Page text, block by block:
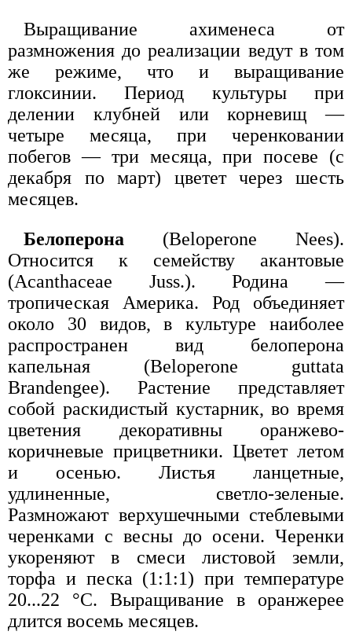
Выращивание ахименеса от
размножения до реализации ведут в том
же режиме, что и выращивание
глоксинии. Период культуры при
делении клубней или корневищ —
четыре месяца, при черенковании
побегов — три месяца, при посеве (с
декабря по март) цветет через шесть
месяцев.
Белоперона (Beloperone Nees).
Относится к семейству акантовые
(Acanthaceae Juss.). Родина —
тропическая Америка. Род объединяет
около 30 видов, в культуре наиболее
распространен вид белоперона
капельная (Beloperone guttata
Brandengee). Растение представляет
собой раскидистый кустарник, во время
цветения декоративны оранжево-
коричневые прицветники. Цветет летом
и осенью. Листья ланцетные,
удлиненные, светло-зеленые.
Размножают верхушечными стеблевыми
черенками с весны до осени. Черенки
укореняют в смеси листовой земли,
торфа и песка (1:1:1) при температуре
20...22 °С. Выращивание в оранжерее
длится восемь месяцев.